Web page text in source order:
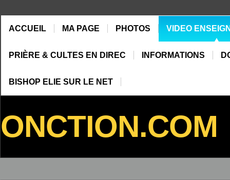
ACCUEIL MA PAGE PHOTOS VIDEO
PRIÈRE & CULTES EN DIREC INFORMATIONS
BISHOP ELIE SUR LE NET
ONCTION.COM